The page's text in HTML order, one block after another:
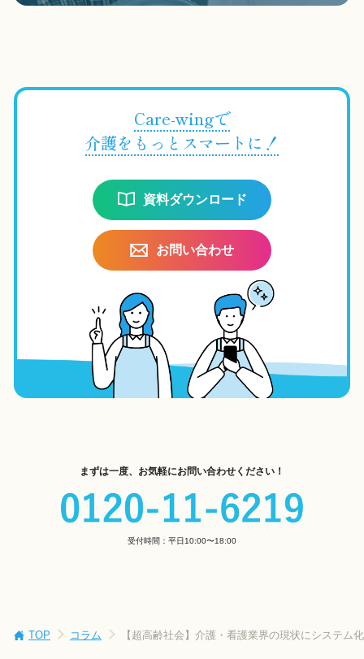
Care-wingで
介護をもっとスマートに！
資料ダウンロード
お問い合わせ
まずは一度、お気軽にお問い合わせください！
受付時間：平日10:00〜18:00
TOP コラム 【超高齢社会】介護・看護業界の現状にシステム